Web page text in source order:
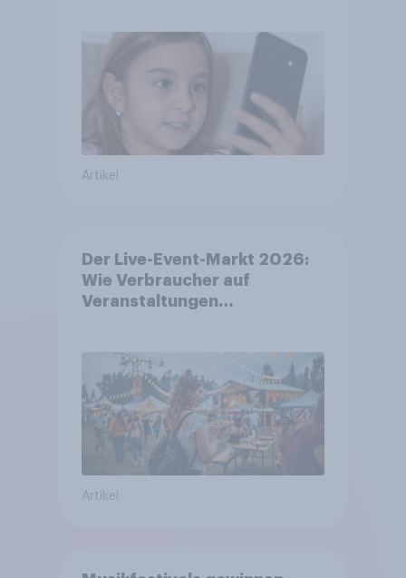
Artikel
Der Live-Event-Markt 2026:
Wie Verbraucher auf
Veranstaltungen
Artikel